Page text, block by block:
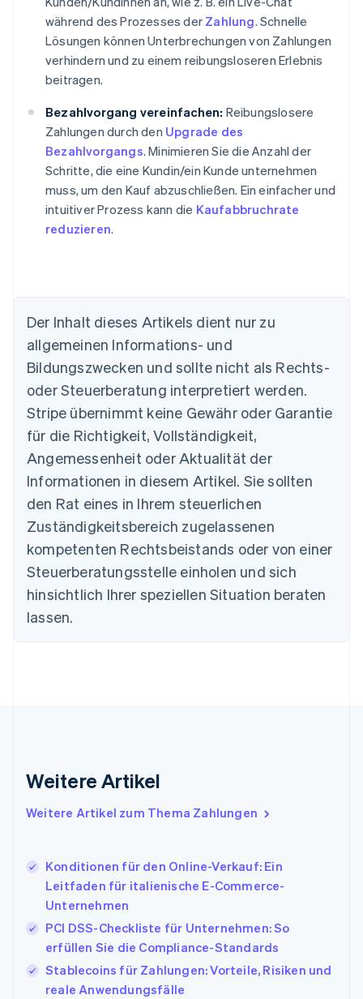
während des Prozesses der Zahlung. Schnelle
Lösungen können Unterbrechungen von Zahlungen
verhindern und zu einem reibungsloseren Erlebnis
beitragen.
Bezahlvorgang vereinfachen: Reibungslosere
Zahlungen durch den Upgrade des
Bezahlvorgangs. Minimieren Sie die Anzahl der
Schritte, die eine Kundin/ein Kunde unternehmen
muss, um den Kauf abzuschließen. Ein einfacher und
intuitiver Prozess kann die Kaufabbruchrate
reduzieren.
Der Inhalt dieses Artikels dient nur zu
allgemeinen Informations- und
Bildungszwecken und sollte nicht als Rechts-
oder Steuerberatung interpretiert werden.
Stripe übernimmt keine Gewähr oder Garantie
für die Richtigkeit, Vollständigkeit,
Angemessenheit oder Aktualität der
Informationen in diesem Artikel. Sie sollten
den Rat eines in Ihrem steuerlichen
Zuständigkeitsbereich zugelassenen
kompetenten Rechtsbeistands oder von einer
Steuerberatungsstelle einholen und sich
hinsichtlich Ihrer speziellen Situation beraten
lassen.
Weitere Artikel
Weitere Artikel zum Thema Zahlungen
Konditionen für den Online-Verkauf: Ein
Leitfaden für italienische E-Commerce-
Unternehmen
PCI DSS-Checkliste für Unternehmen: So
erfüllen Sie die Compliance-Standards
Stablecoins für Zahlungen: Vorteile, Risiken und
reale Anwendungsfälle
Australien
English
Belgien
Nederlands Français DeutschEnglish
Brasilien
PortuguêsEnglish
English
Dänemark
English
Deutschland
Deutsch English
Estland
Festlandchina
简体中文English
Finnland
English
Frankreich
Irland
Italien
日本語English
EnglishFrançais
Kroatien
EnglishItaliano
Lettland
Liechtenstein
DeutschEnglish